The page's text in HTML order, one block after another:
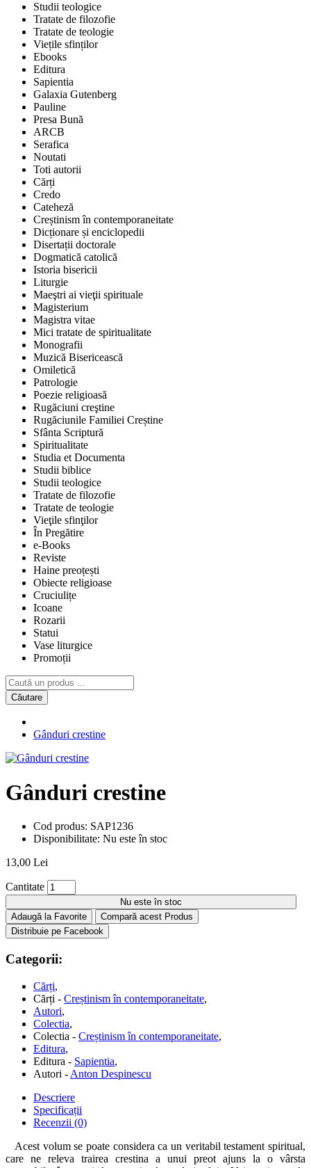
Studii teologice
Tratate de filozofie
Tratate de teologie
Viețile sfinților
Ebooks
Editura
Sapientia
Galaxia Gutenberg
Pauline
Presa Bună
ARCB
Serafica
Noutati
Toti autorii
Cărți
Credo
Cateheză
Creștinism în contemporaneitate
Dicționare și enciclopedii
Disertații doctorale
Dogmatică catolică
Istoria bisericii
Liturgie
Maeştri ai vieţii spirituale
Magisterium
Magistra vitae
Mici tratate de spiritualitate
Monografii
Muzică Bisericească
Omiletică
Patrologie
Poezie religioasă
Rugăciuni creştine
Rugăciunile Familiei Creștine
Sfânta Scriptură
Spiritualitate
Studia et Documenta
Studii biblice
Studii teologice
Tratate de filozofie
Tratate de teologie
Vieţile sfinţilor
În Pregătire
e-Books
Reviste
Haine preoțești
Obiecte religioase
Cruciulițe
Icoane
Rozarii
Statui
Vase liturgice
Promoții
Căutare
Gânduri crestine
Gânduri crestine
Cod produs: SAP1236
Disponibilitate: Nu este în stoc
13,00 Lei
Cantitate
Nu este în stoc
Adaugă la Favorite
Compară acest Produs
Distribuie pe Facebook
Categorii:
Cărți,
Cărți - Creștinism în contemporaneitate,
Autori,
Colectia,
Colectia - Creștinism în contemporaneitate,
Editura,
Editura - Sapientia,
Autori - Anton Despinescu
Descriere
Specificații
Recenzii (0)
Acest volum se poate considera ca un veritabil testament spiritual,
care ne releva trairea crestina a unui preot ajuns la o vârsta